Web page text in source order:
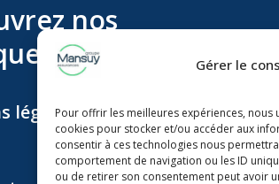
Gérer le
Pour offrir les meilleures expériences,
cookies pour stocker et/ou accéder aux
consentir à ces technologies nous
comportement de navigation ou les ID
ou de retirer son consentement peut avoir
nos
légales